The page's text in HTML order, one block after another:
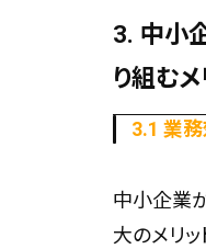
3. 中小
り組むメ
3.1 業
中小企業
大のメリッ